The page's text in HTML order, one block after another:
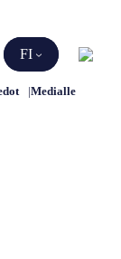
Medialle
FI